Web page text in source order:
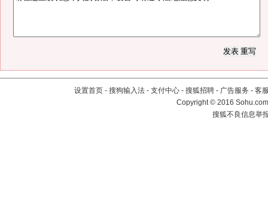
设置首页 - 搜狗输入法 - 支付中心 - 搜狐招聘 - 广告服务 - 客
Copyright©2016
搜狐不良信息举